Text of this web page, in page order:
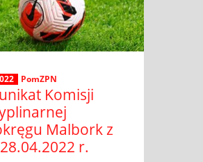
PomZPN
Komisji
Malbork z
r.